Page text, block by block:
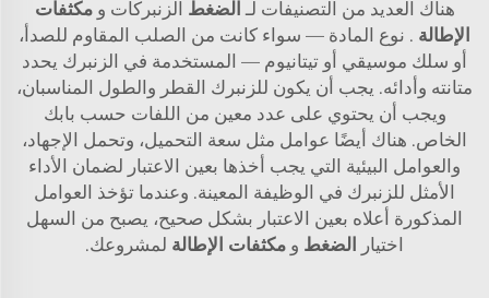
هناك العديد من التصنيفات لـ الضغط الزنبركات ومكثفات
الإطالة . نوع المادة — سواء كانت من الصلب المقاوم للصدأ،
أو سلك موسيقي أو تيتانيوم — المستخدمة في الزنبرك يحدد
متانته وأدائه. يجب أن يكون للزنبرك القطر والطول المناسبان،
ويجب أن يحتوي على عدد معين من اللفات حسب بابك
الخاص. هناك أيضًا عوامل مثل سعة التحميل، وتحمل الإجهاد،
والعوامل البيئية التي يجب أخذها بعين الاعتبار لضمان الأداء
الأمثل للزنبرك في الوظيفة المعينة. وعندما تؤخذ العوامل
المذكورة أعلاه بعين الاعتبار بشكل صحيح، يصبح من السهل
اختيار
الضغط و مكثفات الإطالة لمشروعك.